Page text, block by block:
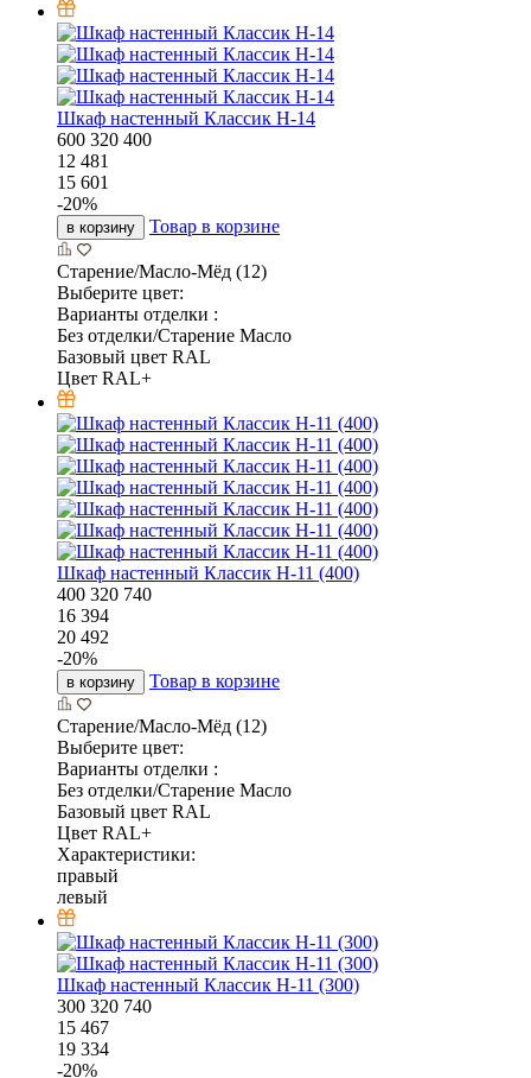
Шкаф настенный Классик Н-14
600 320 400
12 481
15 601
-20%
в корзину Товар в корзине
Старение/Масло-Мёд (12)
Выберите цвет:
Варианты отделки :
Без отделки/Старение Масло
Базовый цвет RAL
Цвет RAL+
Шкаф настенный Классик Н-11 (400)
400 320 740
16 394
20 492
-20%
в корзину Товар в корзине
Старение/Масло-Мёд (12)
Выберите цвет:
Варианты отделки :
Без отделки/Старение Масло
Базовый цвет RAL
Цвет RAL+
Характеристики:
правый
левый
Шкаф настенный Классик Н-11 (300)
300 320 740
15 467
19 334
-20%